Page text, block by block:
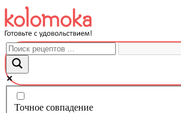
Перейти
к
контенту
Точное совпадение